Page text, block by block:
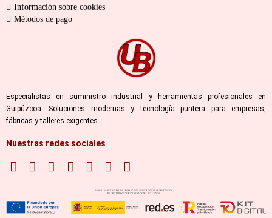
Información sobre cookies
Métodos de pago
Especialistas en suministro industrial y herramientas profesionales en
Guipúzcoa. Soluciones modernas y tecnología puntera para empresas,
fábricas y talleres exigentes.
Nuestras redes sociales